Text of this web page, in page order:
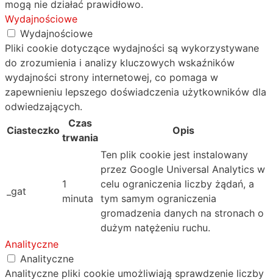
mogą nie działać prawidłowo.
Wydajnościowe
Wydajnościowe
Pliki cookie dotyczące wydajności są wykorzystywane
do zrozumienia i analizy kluczowych wskaźników
wydajności strony internetowej, co pomaga w
zapewnieniu lepszego doświadczenia użytkowników dla
odwiedzających.
Ciasteczko
Czas
trwania
Opis
_gat
1
minuta
Ten plik cookie jest instalowany
przez Google Universal Analytics w
celu ograniczenia liczby żądań, a
tym samym ograniczenia
gromadzenia danych na stronach o
dużym natężeniu ruchu.
Analityczne
Analityczne
Analityczne pliki cookie umożliwiają sprawdzenie liczby